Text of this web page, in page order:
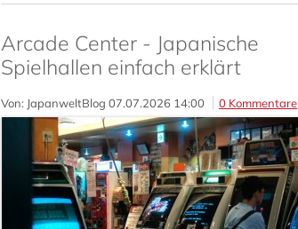
Arcade Center - Japanische
Spielhallen einfach erklärt
Von: JapanweltBlog07.07.2026 14:00 0 Kommentare